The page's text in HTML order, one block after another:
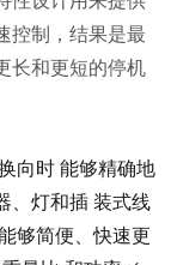
控制，结果是最
长和更短的停机
向时 能够精确地
、灯和插 装式线
够简便、快速更